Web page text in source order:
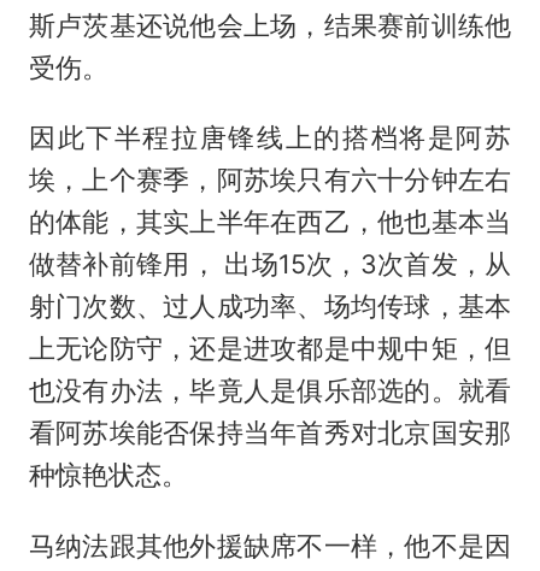
斯卢茨基还说他会上场，结果赛前训练他
受伤。
因此下半程拉唐锋线上的搭档将是阿苏
埃，上个赛季，阿苏埃只有六十分钟左右
的体能，其实上半年在西乙，他也基本当
做替补前锋用， 出场15次，3次首发，从
射门次数、过人成功率、场均传球，基本
上无论防守，还是进攻都是中规中矩，但
也没有办法，毕竟人是俱乐部选的。就看
看阿苏埃能否保持当年首秀对北京国安那
种惊艳状态。
马纳法跟其他外援缺席不一样，他不是因